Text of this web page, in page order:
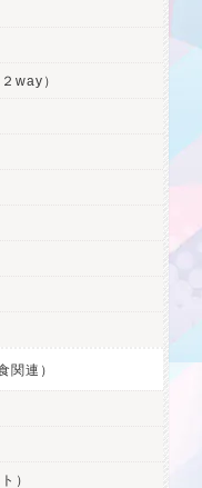
way）
関連）
）